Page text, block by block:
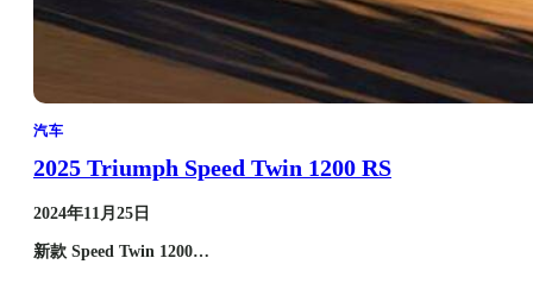
汽车
2025 Triumph Speed Twin 1200 RS
2024年11月25日
新款 Speed Twin 1200…